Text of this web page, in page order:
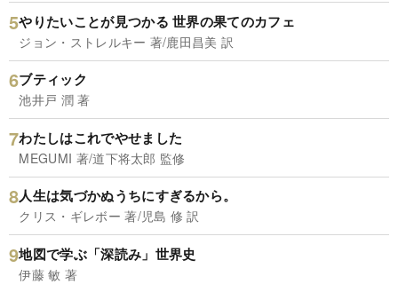
やりたいことが見つかる 世界の果てのカフェ
ジョン・ストレルキー 著/鹿田昌美 訳
ブティック
池井戸 潤 著
わたしはこれでやせました
MEGUMI 著/道下将太郎 監修
人生は気づかぬうちにすぎるから。
クリス・ギレボー 著/児島 修 訳
地図で学ぶ「深読み」世界史
伊藤 敏 著